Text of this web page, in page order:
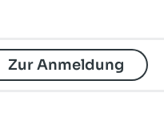
Zur Anmeldung